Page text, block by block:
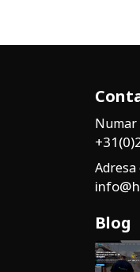
Numar
Adresa
Blog